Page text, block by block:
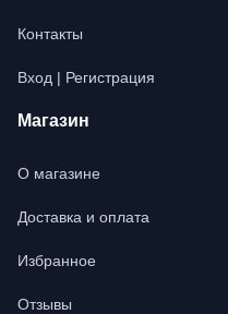
Контакты
Вход | Регистрация
Магазин
О магазине
Доставка и оплата
Избранное
Отзывы